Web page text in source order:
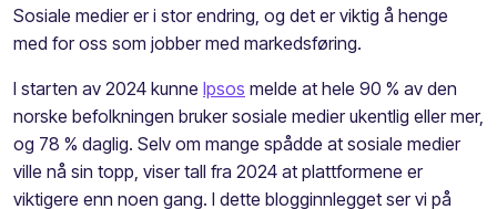
Sosiale medier er i stor endring, og det er viktig å henge
med for oss som jobber med markedsføring.
I starten av 2024 kunne Ipsos melde at hele 90 % av den
norske befolkningen bruker sosiale medier ukentlig eller mer,
og 78 % daglig. Selv om mange spådde at sosiale medier
ville nå sin topp, viser tall fra 2024 at plattformene er
viktigere enn noen gang. I dette blogginnlegget ser vi på